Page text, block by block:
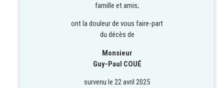
famille et amis;
ont la douleur de vous faire-part
du décès de
Monsieur
Guy-Paul COUÉ
survenu le 22 avril 2025